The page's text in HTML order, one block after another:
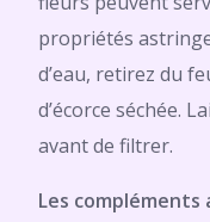
propriétés
d’eau, retirez du
d’écorce séchée.
avant de filtrer.
Les compléments